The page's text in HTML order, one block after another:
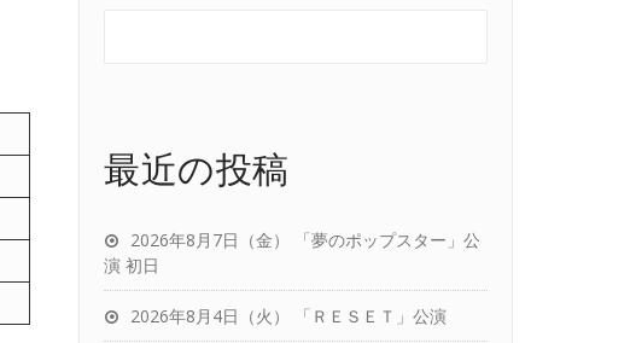
最近の投稿
2026年8月7日（金） 「夢のポップスター」公
演 初日
2026年8月4日（火） 「ＲＥＳＥＴ」公演